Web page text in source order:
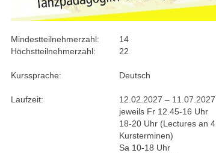
Mindestteilnehmerzahl:
14
Höchstteilnehmerzahl:
22
Kurssprache: Deutsch
Laufzeit:
12.02.2027 – 11.07.2027
jeweils Fr 12.45-16 Uhr
18-20 Uhr (Lectures an 4
Kursterminen)
Sa 10-18 Uhr